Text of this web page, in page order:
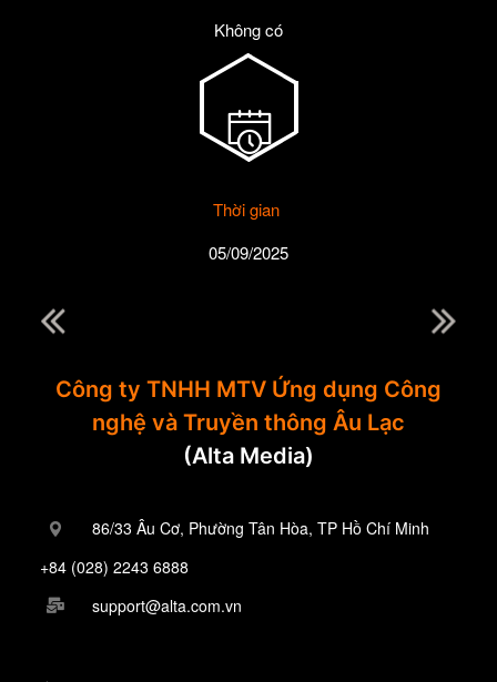
Không có
Thời gian
05/09/2025
Công ty TNHH MTV Ứng dụng Công
nghệ và Truyền thông Âu Lạc
(Alta Media)
86/33 Âu Cơ, Phường Tân Hòa, TP Hồ Chí Minh
+84 (028) 2243 6888
support@alta.com.vn